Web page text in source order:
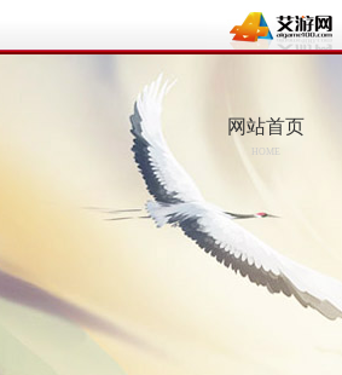
网站首页
HOME